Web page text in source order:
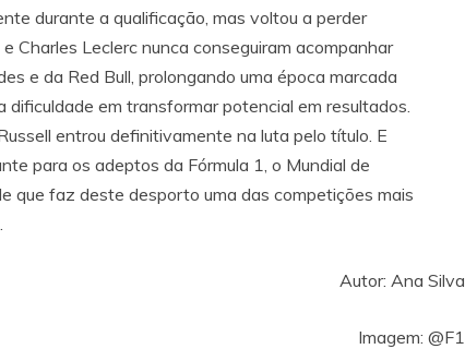
durante a qualificação, mas voltou a perder
Charles Leclerc nunca conseguiram acompanhar
e da Red Bull, prolongando uma época marcada
em transformar potencial em resultados.
entrou definitivamente na luta pelo título. E
para os adeptos da Fórmula 1, o Mundial de
que faz deste desporto uma das competições mais
Autor: Ana Silva
Imagem: @F1